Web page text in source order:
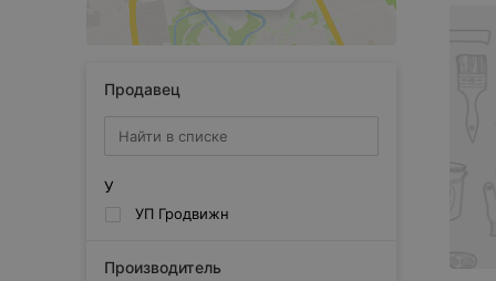
Продавец
У
УП Гродвижн
Производитель